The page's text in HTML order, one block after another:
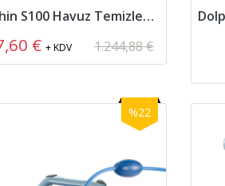
Dolphin S100 Havuz Temizleme Robotu
€ + KDV 1.244,88 €
%22